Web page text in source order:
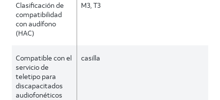
Clasificación de
compatibilidad
con audífono
(HAC)
M3, T3
Compatible con el
servicio de
teletipo para
discapacitados
audiofonéticos
casilla